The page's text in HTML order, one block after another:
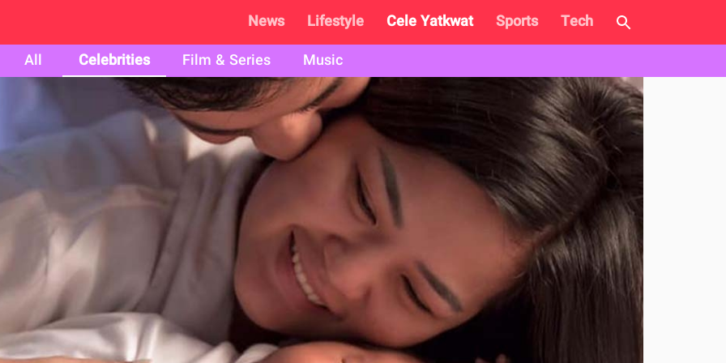
News Lifestyle Cele Yatkwat Sports
Tech
All
Celebrities Film & Series Music